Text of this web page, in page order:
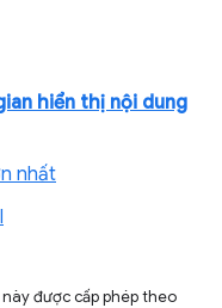
hiển thị nội dung
nhất
được cấp phép theo